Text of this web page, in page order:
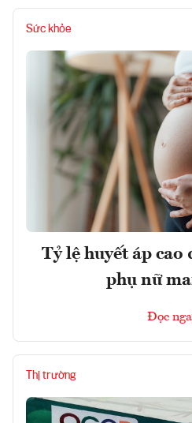
Sức khỏe
Tỷ lệ huyết áp cao
phụ nữ
Đọc
Thị trường